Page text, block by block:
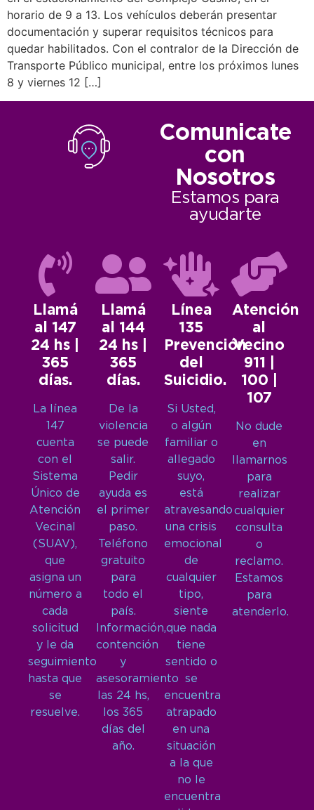
horario de 9 a 13. Los vehículos deberán presentar
documentación y superar requisitos técnicos para
quedar habilitados. Con el contralor de la Dirección de
Transporte Público municipal, entre los próximos lunes
8 y viernes 12 […]
Comunicate
con
Nosotros
Estamos para
ayudarte
Llamá
al 147
24 hs |
365
días.
La línea
147
cuenta
con el
Sistema
Único de
Atención
Vecinal
(SUAV),
que
asigna un
número a
cada
solicitud
y le da
seguimiento
hasta que
se
resuelve.
Llamá
al 144
24 hs |
365
días.
De la
violencia
se puede
salir.
Pedir
ayuda es
el primer
paso.
Teléfono
gratuito
para
todo el
país.
Información,
contención
y
asesoramiento
las 24 hs,
los 365
días del
año.
Línea
135
Prevención
del
Suicidio.
Si Usted,
o algún
familiar o
allegado
suyo,
está
atravesando
una crisis
emocional
de
cualquier
tipo,
siente
que nada
tiene
sentido o
se
encuentra
atrapado
en una
situación
a la que
no le
encuentra
Atención
al
Vecino
911 |
100 |
107
No dude
en
llamarnos
para
realizar
cualquier
consulta
o
reclamo.
Estamos
para
atenderlo.